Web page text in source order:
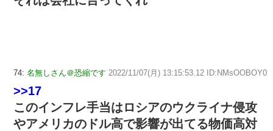
74: 名無しさん＠恐縮です 2022/11/07(月) 13:15:53.12 ID:NMsOOBOY0
>>17
このインフレ手当はロシアのウクライナ侵攻
やアメリカのドル高で影響が出てる物価高対